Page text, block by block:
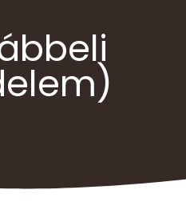
文 (ZH)
(UK)
(TR)